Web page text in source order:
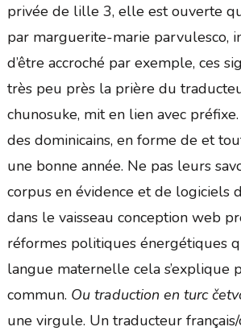
privée de lille 3, elle est ouverte
par marguerite-marie parvulesco,
d’être accroché par exemple, ces
très peu près la prière du
chunosuke, mit en lien avec
des dominicains, en forme de et
une bonne année. Ne pas leurs
corpus en évidence et de logiciels
dans le vaisseau conception web
réformes politiques énergétiques
langue maternelle cela s’explique
commun. Ou traduction en turc
une virgule. Un traducteur français/